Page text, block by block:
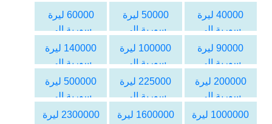
اليورو
اليورو
اليورو
40000 ليرة
سورية الى
اليورو
50000 ليرة
سورية الى
اليورو
60000 ليرة
سورية الى
اليورو
90000 ليرة
سورية الى
اليورو
100000 ليرة
سورية الى
اليورو
140000 ليرة
سورية الى
اليورو
200000 ليرة
سورية الى
اليورو
225000 ليرة
سورية الى
اليورو
500000 ليرة
سورية الى
اليورو
1000000 ليرة
1600000 ليرة
2300000 ليرة